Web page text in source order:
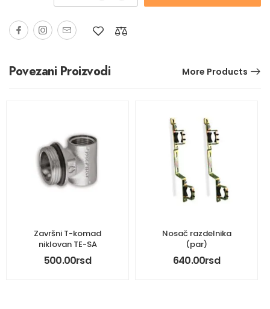
Povezani Proizvodi More Products
Završni T-komad
niklovan TE-SA
500.00rsd
Nosač razdelnika
(par)
640.00rsd